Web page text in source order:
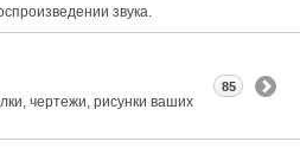
звука.
чертежи, рисунки ваших
85